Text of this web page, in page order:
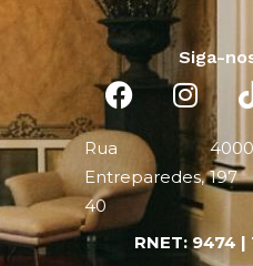
Siga-
Rua
Entreparedes,
40
197
RNET: 9474 |